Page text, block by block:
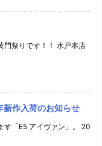
門祭りです！！ 水戸本店
新作入荷のお知らせ
す「E5 アイヴァン」。 20